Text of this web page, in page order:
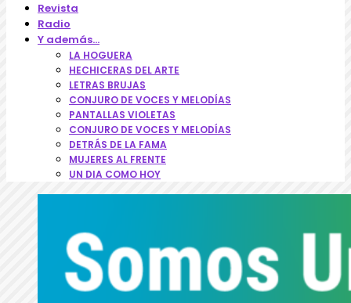
Revista
Radio
Y además…
LA HOGUERA
HECHICERAS DEL ARTE
LETRAS BRUJAS
CONJURO DE VOCES Y MELODÍAS
PANTALLAS VIOLETAS
CONJURO DE VOCES Y MELODÍAS
DETRÁS DE LA FAMA
MUJERES AL FRENTE
UN DIA COMO HOY